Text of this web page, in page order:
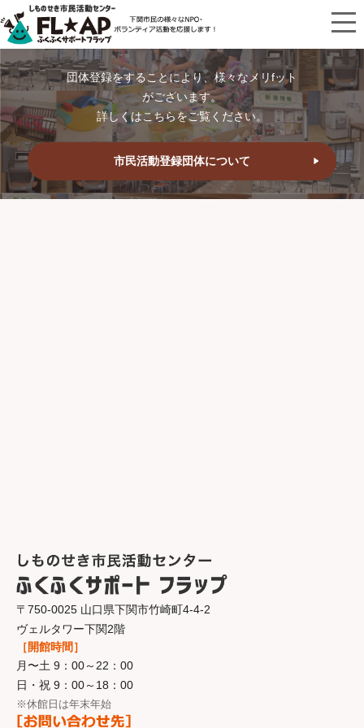
団体登録をすることにより、様々なメリfット
がございます。
詳しくはこちらをご覧ください。
市民活動登録団体について
〒750-0025 山口県下関市竹崎町4-4-2
ヴェルタワー下関2階
［開館時間］
月〜土 9：00～22：00
日・祝 9：00～18：00
※休館日は年末年始